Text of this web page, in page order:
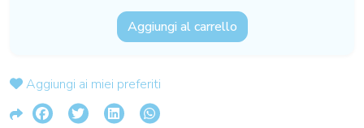
Aggiungi al carrello
Aggiungi ai miei preferiti